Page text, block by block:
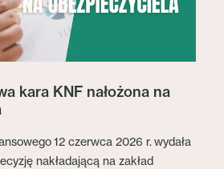
kara KNF nałożona na
12 czerwca 2026 r. wydała
nakładającą na zakład